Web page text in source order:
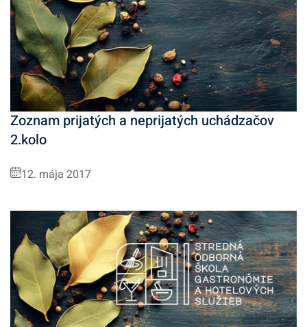
Zoznam prijatých a neprijatých uchádzačov
2.kolo
12. mája 2017